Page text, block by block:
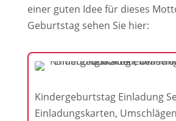
einer guten Idee für dieses
Geburtstag sehen Sie hier:
Kindergeburtstag Einladung
Einladungskarten,